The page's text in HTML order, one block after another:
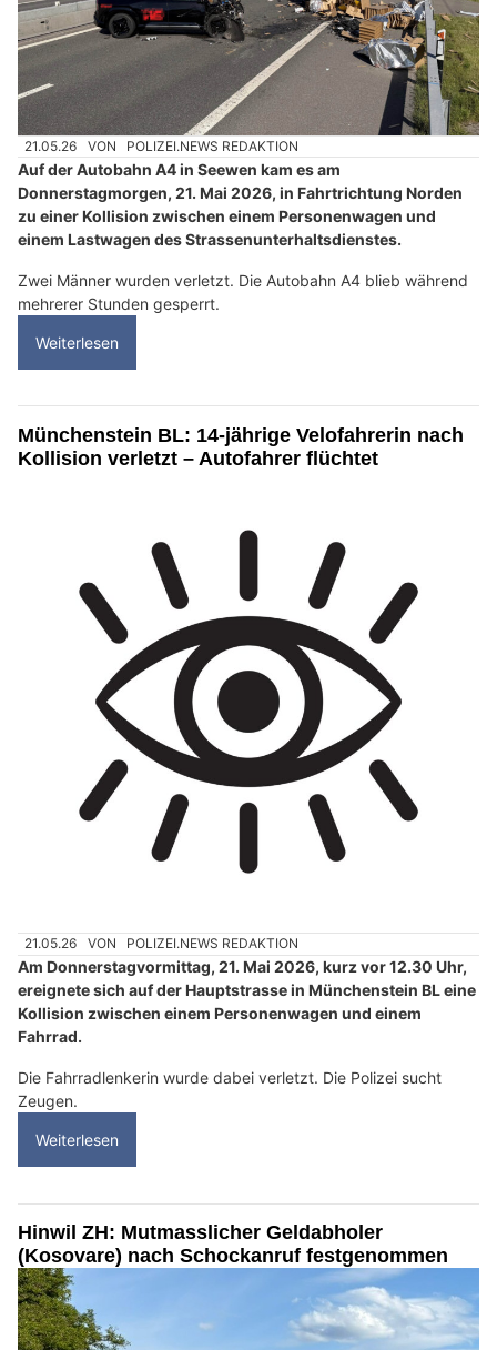
21.05.26 VON POLIZEI.NEWS REDAKTION
Auf der Autobahn A4 in Seewen kam es am
Donnerstagmorgen, 21. Mai 2026, in Fahrtrichtung Norden
zu einer Kollision zwischen einem Personenwagen und
einem Lastwagen des Strassenunterhaltsdienstes.
Zwei Männer wurden verletzt. Die Autobahn A4 blieb während
mehrerer Stunden gesperrt.
Weiterlesen
Münchenstein BL: 14-jährige Velofahrerin nach
Kollision verletzt – Autofahrer flüchtet
21.05.26 VON POLIZEI.NEWS REDAKTION
Am Donnerstagvormittag, 21. Mai 2026, kurz vor 12.30 Uhr,
ereignete sich auf der Hauptstrasse in Münchenstein BL eine
Kollision zwischen einem Personenwagen und einem
Fahrrad.
Die Fahrradlenkerin wurde dabei verletzt. Die Polizei sucht
Zeugen.
Weiterlesen
Hinwil ZH: Mutmasslicher Geldabholer
(Kosovare) nach Schockanruf festgenommen